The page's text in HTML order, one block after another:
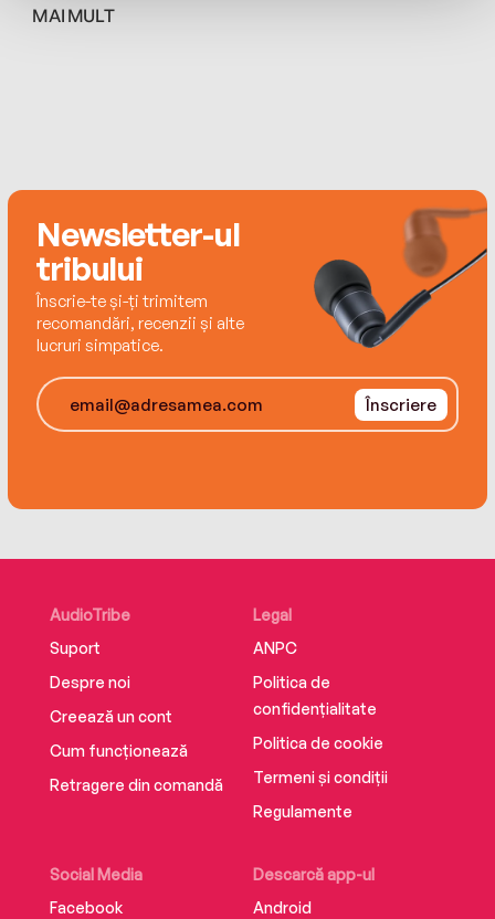
Well, not wanting to look obsessed she crossed
MAI MULT
Newsletter-ul
tribului
Înscrie-te și-ți trimitem
recomandări, recenzii și alte
lucruri simpatice.
Înscriere
AudioTribe
Suport
Despre noi
Creează un cont
Cum funcționează
Retragere din comandă
Social Media
Facebook
Descarcă app-ul
Android
Legal
ANPC
Politica de
confidențialitate
Politica de cookie
Termeni și condiții
Regulamente